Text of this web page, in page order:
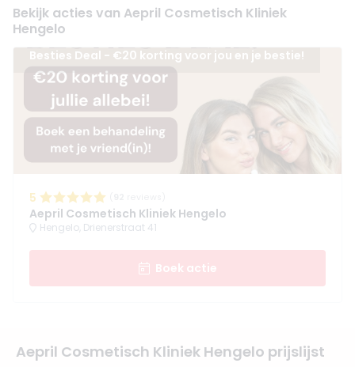
Bekijk acties van Aepril Cosmetisch Kliniek
Hengelo
Besties Deal - €20 korting voor jou en je bestie!
5
Aepril Cosmetisch Kliniek Hengelo
Hengelo, Drienerstraat 41
Boek actie
Aepril Cosmetisch Kliniek Hengelo prijslijst